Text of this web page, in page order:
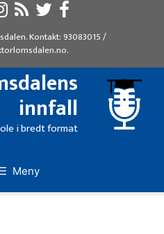
. Kontakt: 93083015/
.
innfall
i bredt format
Meny